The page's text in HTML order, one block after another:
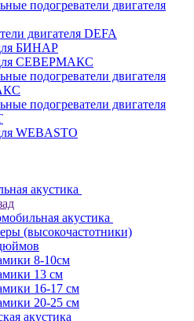
подогреватели двигателя
двигателя DEFA
БИНАР
СЕВЕРМАКС
подогреватели двигателя
подогреватели двигателя
WEBASTO
акустика
акустика
(высокочастотники)
8-10см
13 см
16-17 см
20-25 см
акустика